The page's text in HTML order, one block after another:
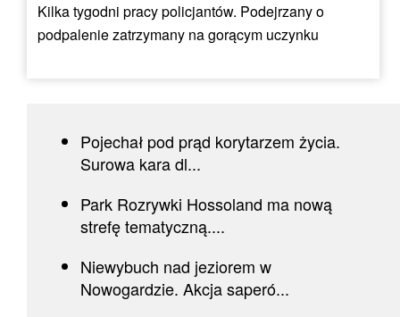
Kilka tygodni pracy policjantów. Podejrzany o
podpalenie zatrzymany na gorącym uczynku
Pojechał pod prąd korytarzem życia.
Surowa kara dl...
Park Rozrywki Hossoland ma nową
strefę tematyczną....
Niewybuch nad jeziorem w
Nowogardzie. Akcja saperó...